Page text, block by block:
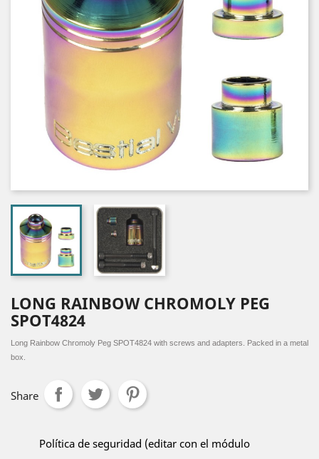
LONG RAINBOW CHROMOLY PEG
SPOT4824
Long Rainbow Chromoly Peg SPOT4824 with screws and adapters. Packed in a metal
box.
Share
Política de seguridad (editar con el módulo